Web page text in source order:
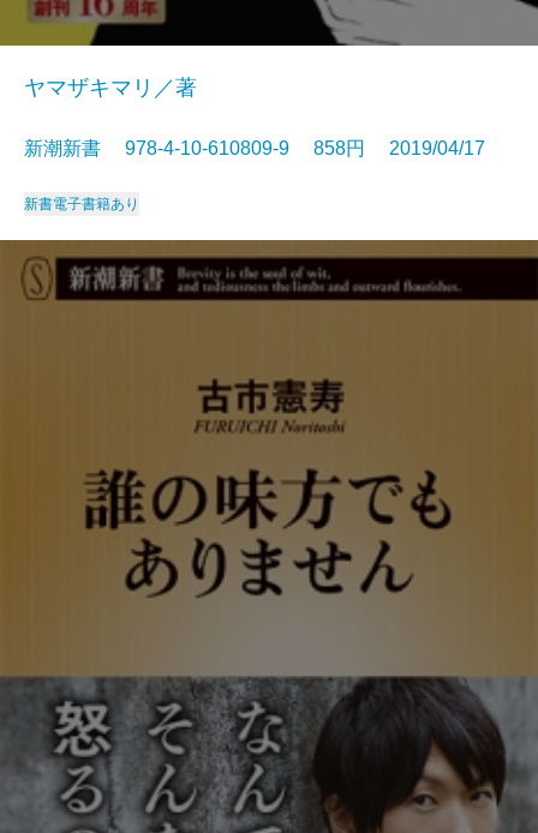
ヤマザキマリ／著
新潮新書 978-4-10-610809-9 858円 2019/04/17
新書電子書籍あり